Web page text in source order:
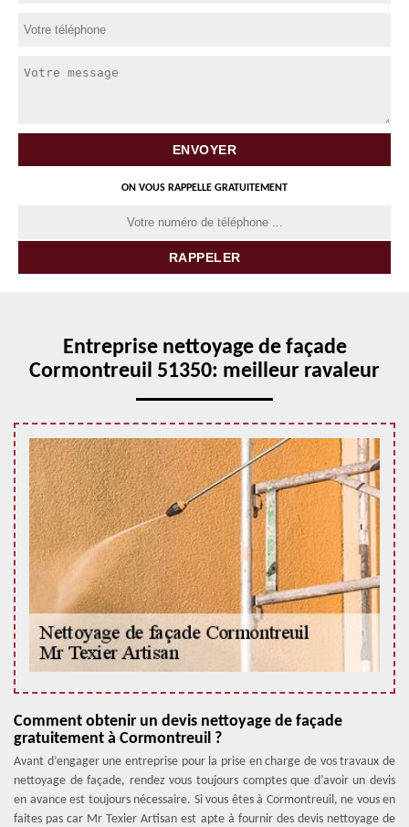
ON VOUS RAPPELLE GRATUITEMENT
Entreprise nettoyage de façade
Cormontreuil 51350: meilleur ravaleur
Comment obtenir un devis nettoyage de façade
gratuitement à Cormontreuil ?
Avant d’engager une entreprise pour la prise en charge de vos travaux de
nettoyage de façade, rendez vous toujours comptes que d’avoir un devis
en avance est toujours nécessaire. Si vous êtes à Cormontreuil, ne vous en
faites pas car Mr Texier Artisan est apte à fournir des devis nettoyage de